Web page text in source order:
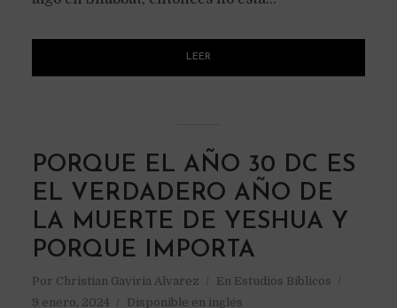
LEER
PORQUE EL AÑO 30 DC ES
EL VERDADERO AÑO DE
LA MUERTE DE YESHUA Y
PORQUE IMPORTA
Por Christian Gaviria Alvarez En Estudios Bíblicos
9 enero, 2024
Disponible en inglés